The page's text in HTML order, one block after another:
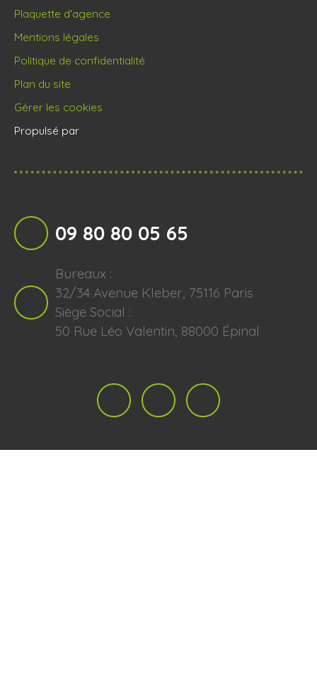
Plaquette d'agence
Mentions légales
Politique de confidentialité
Plan du site
Gérer les cookies
Propulsé par
09 80 80 05 65
Bureaux :
32/34 Avenue Kleber, 75116 Paris
Siège Social :
50 Rue Léo Valentin, 88000 Épinal